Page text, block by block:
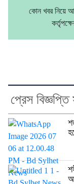
কোন খবর নিয়ে
প্রেস বিজ্ঞপ্তি